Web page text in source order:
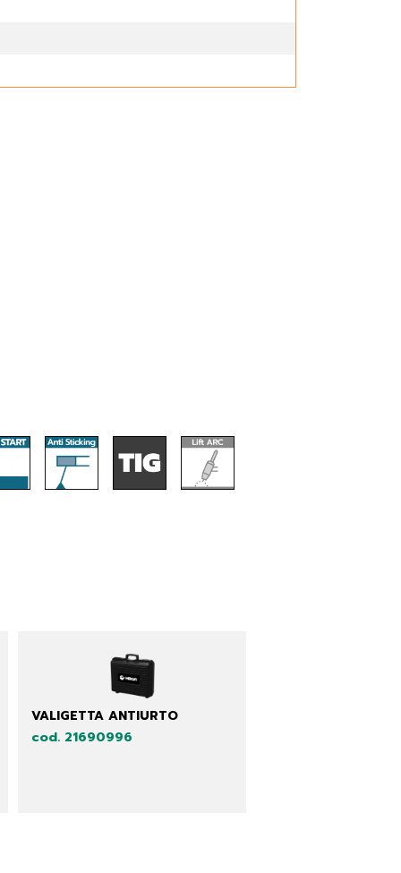
VALIGETTA ANTIURTO
cod. 21690996